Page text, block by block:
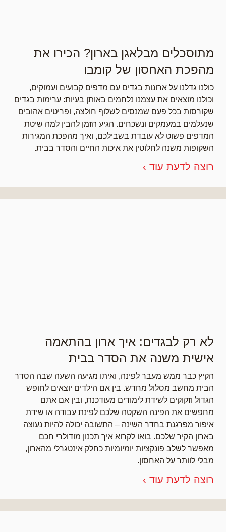
מתוסכלים מבלאגן בארון? הכירו את
מהפכת האחסון של קומבו
כולנו גדלנו על ארונות בגדים עם מדפים קבועים ועמוקים,
וכולנו מוצאים את עצמנו נלחמים באותן בעיות: ערימות בגדים
שקורסות בכל פעם שמנסים לשלוף חולצה, ופריטים אהובים
שנעלמים במעמקים ונשכחים. הגיע הזמן להבין למה שיטת
המדפים פשוט לא עובדת בשבילכם, ואיך מהפכת המגירות
השקופות משנה לחלוטין את איכות החיים והסדר בבית.
רוצה לדעת עוד ›
לא רק לבגדים: איך ארון בהתאמה
אישית משנה את הסדר בבית
הקיץ כבר ממש מעבר לפינה, ואיתו מגיעה השעה שבה הסדר
הבית מחשב מסלול מחדש. בין אם הילדים יוצאים לחופש
הגדול וזקוקים לשידת לימודים מעודכנת, ובין אם אתם
מחפשים את הפינה השקטה שלכם לפינת עבודה או שידת
איפור מפרגנת בחדר השינה – התשובה יכולה להיות נעוצה
בארון הקיר שלכם. בואו לקרוא איך תכנון מודולרי חכם
מאפשר לשלב פונקציות יומיומיות כחלק אינטגרלי מהארון,
מבלי לוותר על האחסון.
רוצה לדעת עוד ›